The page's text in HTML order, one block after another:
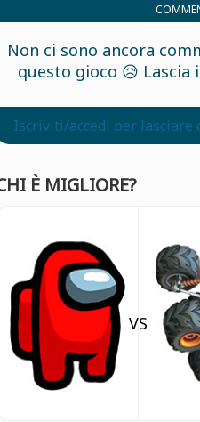
Non ci sono ancora
questo gioco 😥 Lascia
Iscriviti/accedi per lasciare
È MIGLIORE?
VS